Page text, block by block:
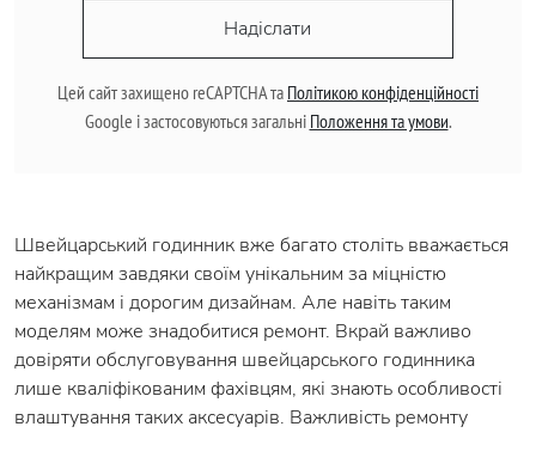
Надіслати
Цей сайт захищено reCAPTCHA та Політикою конфіденційності
Google і застосовуються загальні Положення та умови.
Швейцарський годинник вже багато століть вважається
найкращим завдяки своїм унікальним за міцністю
механізмам і дорогим дизайнам. Але навіть таким
моделям може знадобитися ремонт. Вкрай важливо
довіряти обслуговування швейцарського годинника
лише кваліфікованим фахівцям, які знають особливості
влаштування таких аксесуарів. Важливість ремонту